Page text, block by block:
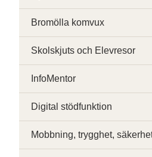
Bromölla komvux
Skolskjuts och Elevresor
InfoMentor
Digital stödfunktion
Mobbning, trygghet,